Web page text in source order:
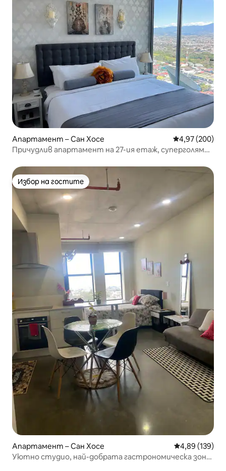
Апартамент – Сан Хосе Средна
4,97 (200)
Причудлив апартамент на 27-ия етаж, суперголямо
Избор на гостите
Избор на гостите
Апартамент – Сан Хосе Средна
4,89 (139)
Уютно студио, най-добрата гастрономическа зона